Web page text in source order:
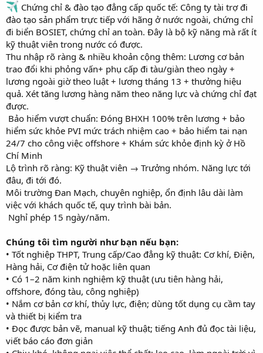
Chứng chỉ & đào tạo đẳng cấp quốc tế: Công ty tài trợ đi
đào tạo sản phẩm trực tiếp với hãng ở nước ngoài, chứng chỉ
đi biển BOSIET, chứng chỉ an toàn. Đây là bộ kỹ năng mà rất ít
kỹ thuật viên trong nước có được.
Thu nhập rõ ràng & nhiều khoản cộng thêm: Lương cơ bản
trao đổi khi phỏng vấn+ phụ cấp đi tàu/giàn theo ngày +
lương ngoài giờ theo luật + lương tháng 13 + thưởng hiệu
quả. Xét tăng lương hàng năm theo năng lực và chứng chỉ đạt
được.
️ Bảo hiểm vượt chuẩn: Đóng BHXH 100% trên lương + bảo
hiểm sức khỏe PVI mức trách nhiệm cao + bảo hiểm tai nạn
24/7 cho công việc offshore + Khám sức khỏe định kỳ ở Hồ
Chí Minh
Lộ trình rõ ràng: Kỹ thuật viên → Trưởng nhóm. Năng lực tới
đâu, đi tới đó.
Môi trường Đan Mạch, chuyên nghiệp, ổn định lâu dài làm
việc với khách quốc tế, quy trình bài bản.
️ Nghỉ phép 15 ngày/năm.
Chúng tôi tìm người như bạn nếu bạn:
• Tốt nghiệp THPT, Trung cấp/Cao đẳng kỹ thuật: Cơ khí, Điện,
Hàng hải, Cơ điện tử hoặc liên quan
• Có 1–2 năm kinh nghiệm kỹ thuật (ưu tiên hàng hải,
offshore, đóng tàu, công nghiệp)
• Nắm cơ bản cơ khí, thủy lực, điện; dùng tốt dụng cụ cầm tay
và thiết bị kiểm tra
• Đọc được bản vẽ, manual kỹ thuật; tiếng Anh đủ đọc tài liệu,
viết báo cáo đơn giản